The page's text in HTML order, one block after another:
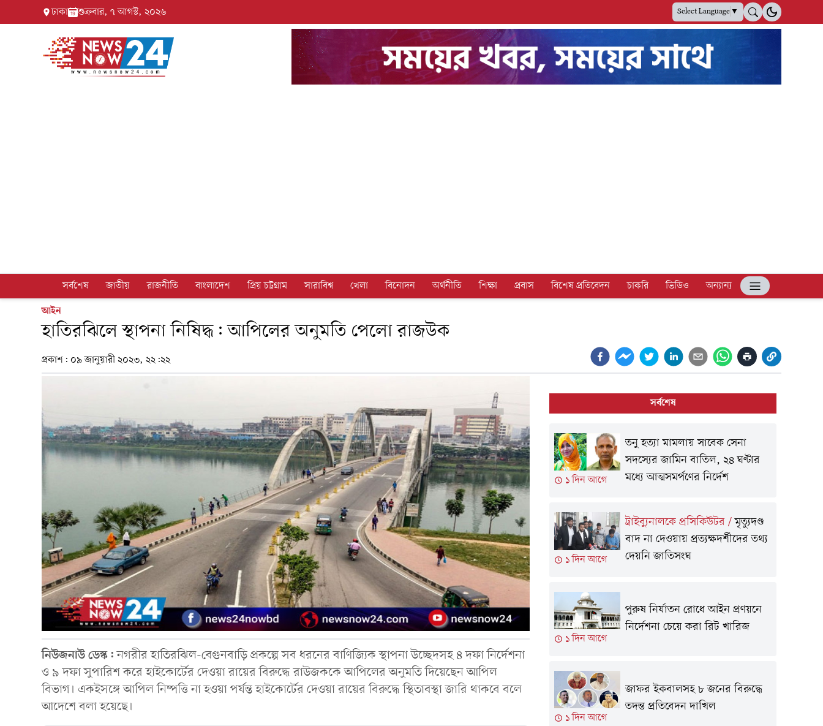
ঢাকা শুক্রবার, ৭ আগস্ট, ২০২৬ Select Language▼
সর্বশেষ জাতীয় রাজনীতি বাংলাদেশ প্রিয় চট্টগ্রাম সারাবিশ্ব খেলা বিনোদন অর্থনীতি শিক্ষা প্রবাস বিশেষ প্রতিবেদন চাকরি ভিডিও
অন্যান্য
আইন
হাতিরঝিলে স্থাপনা নিষিদ্ধ: আপিলের অনুমতি পেলো রাজউক
প্রকাশ: ০৯ জানুয়ারী ২০২৩, ২২:২২
নিউজনাউ ডেস্ক:নগরীর হাতিরঝিল-বেগুনবাড়ি প্রকল্পে সব ধরনের বাণিজ্যিক স্থাপনা উচ্ছেদসহ ৪ দফা নির্দেশনা
ও ৯ দফা সুপারিশ করে হাইকোর্টের দেওয়া রায়ের বিরুদ্ধে রাউজককে আপিলের অনুমতি দিয়েছেন আপিল
বিভাগ। একইসঙ্গে আপিল নিষ্পত্তি না হওয়া পর্যন্ত হাইকোর্টের দেওয়া রায়ের বিরুদ্ধে স্থিতাবস্থা জারি থাকবে বলে
আদেশে বলা হয়েছে।
সর্বশেষ
১ দিন আগে
তনু হত্যা মামলায় সাবেক সেনা
সদস্যের জামিন বাতিল, ২৪ ঘণ্টার
মধ্যে আত্মসমর্পণের নির্দেশ
১ দিন আগে
ট্রাইব্যুনালকে প্রসিকিউটর/মৃত্যুদণ্ড
বাদ না দেওয়ায় প্রত্যক্ষদর্শীদের তথ্য
দেয়নি জাতিসংঘ
১ দিন আগে
পুরুষ নির্যাতন রোধে আইন প্রণয়নে
নির্দেশনা চেয়ে করা রিট খারিজ
১ দিন আগে
জাফর ইকবালসহ ৮ জনের বিরুদ্ধে
তদন্ত প্রতিবেদন দাখিল